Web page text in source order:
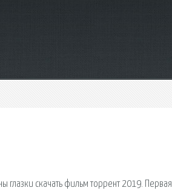
глазки скачать фильм торрент 2019. Первая